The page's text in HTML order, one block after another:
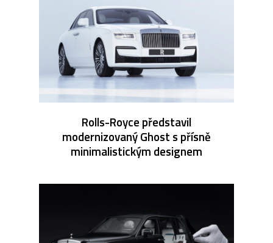
Rolls-Royce představil
modernizovaný Ghost s přísně
minimalistickým designem